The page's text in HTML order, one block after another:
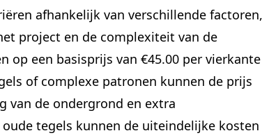
afhankelijk van verschillende factoren,
project en de complexiteit van de
op een basisprijs van €45.00 per vierkante
of complexe patronen kunnen de prijs
van de ondergrond en extra
tegels kunnen de uiteindelijke kosten